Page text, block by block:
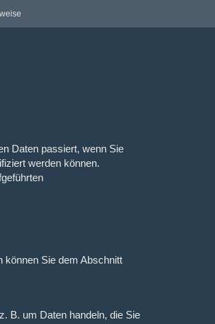
Daten passiert, wenn Sie
werden können.
können Sie dem Abschnitt
B. um Daten handeln, die Sie